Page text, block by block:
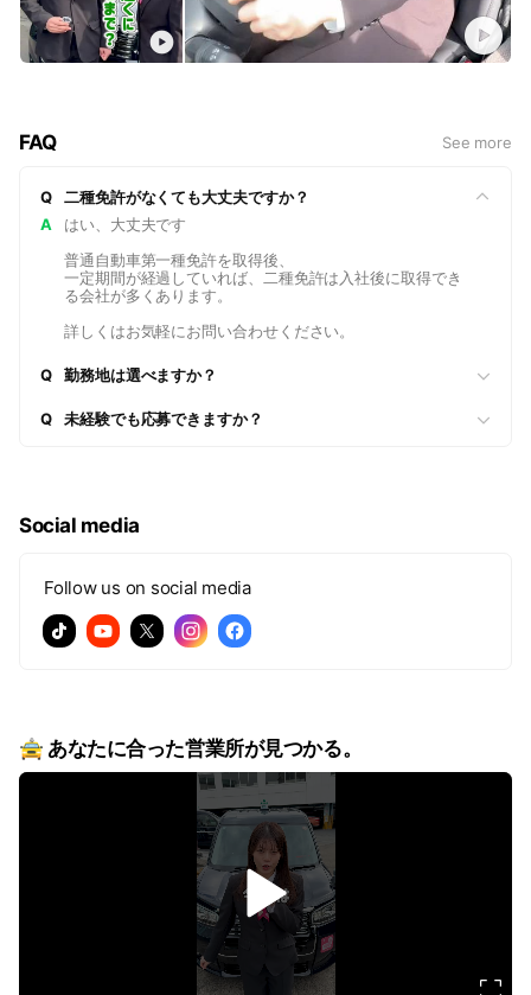
FAQ See more
Q
二種免許がなくても大丈夫ですか？
A
はい、大丈夫です
普通自動車第一種免許を取得後、
一定期間が経過していれば、二種免許は入社後に取得でき
る会社が多くあります。
詳しくはお気軽にお問い合わせください。
Q 勤務地は選べますか？
Q 未経験でも応募できますか？
Social media
Follow us on social media
🚖 あなたに合った営業所が見つかる。
v